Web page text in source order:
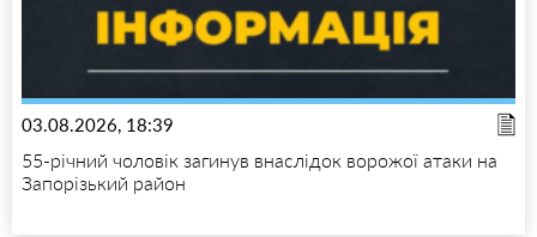
03.08.2026, 18:39
55-річний чоловік загинув внаслідок ворожої атаки на
Запорізький район